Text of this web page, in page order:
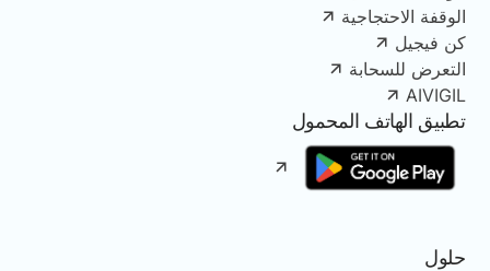
الوقفة الاحتجاجية
كن فيجيل
التعرض للسحابة
AIVIGIL
تطبيق الهاتف المحمول
حلول